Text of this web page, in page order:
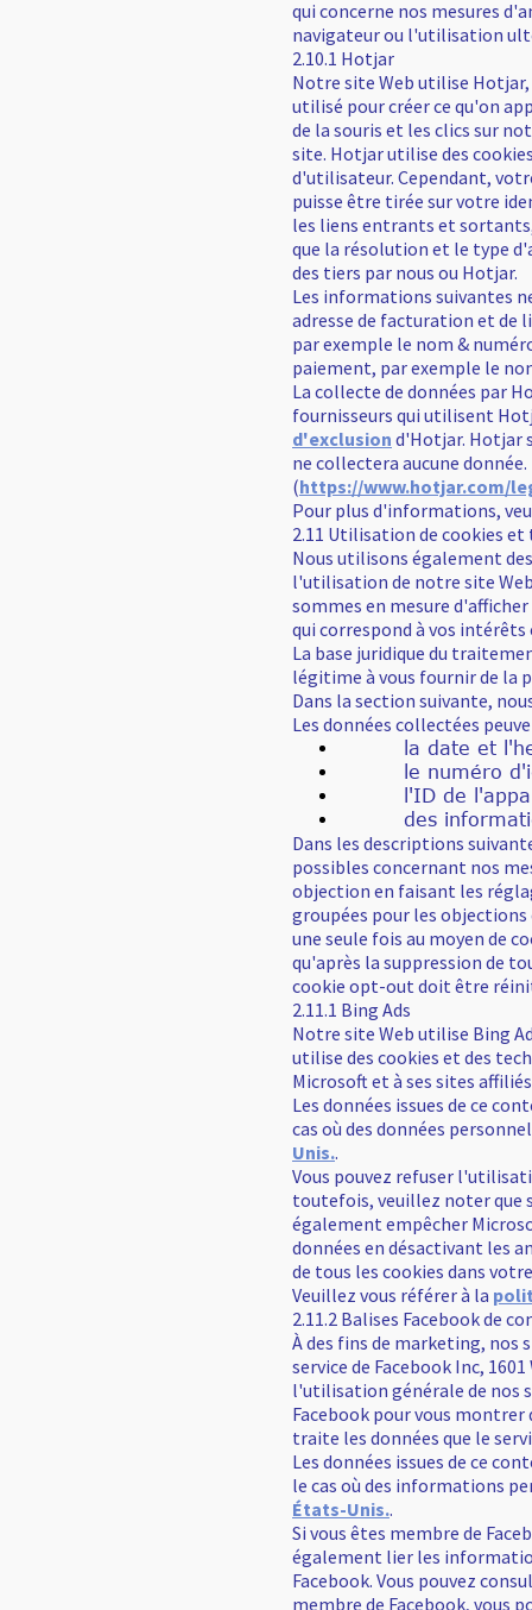
qui concerne nos mesures
navigateur ou l'utilisation
2.10.1 Hotjar
Notre site Web utilise
utilisé pour créer ce qu'on
de la souris et les clics sur
site. Hotjar utilise des
d'utilisateur. Cependant,
puisse être tirée sur votre
les liens entrants et
que la résolution et le type
des tiers par nous ou Hotjar.
Les informations suivantes
adresse de facturation et de
par exemple le nom &
paiement, par exemple le
La collecte de données par
fournisseurs qui utilisent
d'exclusion d'Hotjar. Hotjar
ne collectera aucune
(https://www.hotjar.com/
Pour plus d'informations,
2.11 Utilisation de cookies
Nous utilisons également
l'utilisation de notre site
sommes en mesure
qui correspond à vos intérêts
La base juridique du
légitime à vous fournir de la
Dans la section suivante,
Les données collectées
la date et
le numéro
l'ID de
des informations
Dans les descriptions
possibles concernant nos
objection en faisant les
groupées pour les
une seule fois au moyen de
qu'après la suppression de
cookie opt-out doit être
2.11.1 Bing Ads
Notre site Web utilise Bing
utilise des cookies et des
Microsoft et à ses sites
Les données issues de ce
cas où des données
Unis..
Vous pouvez refuser
toutefois, veuillez noter que
également empêcher
données en désactivant les
de tous les cookies dans
Veuillez vous référer à la
2.11.2 Balises Facebook de
À des fins de marketing, nos
service de Facebook Inc,
l'utilisation générale de nos
Facebook pour vous
traite les données que le
Les données issues de ce
le cas où des informations
États-Unis..
Si vous êtes membre de
également lier les
Facebook. Vous pouvez
membre de Facebook, vous